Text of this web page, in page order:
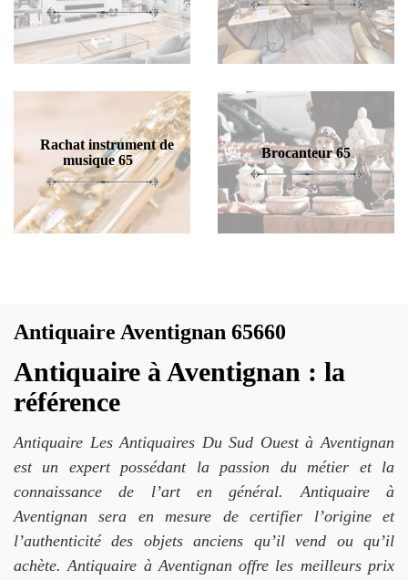
Rachat instrument de
musique 65
Brocanteur 65
Antiquaire Aventignan 65660
Antiquaire à Aventignan : la
référence
Antiquaire Les Antiquaires Du Sud Ouest à Aventignan
est un expert possédant la passion du métier et la
connaissance de l’art en général. Antiquaire à
Aventignan sera en mesure de certifier l’origine et
l’authenticité des objets anciens qu’il vend ou qu’il
achète. Antiquaire à Aventignan offre les meilleurs prix